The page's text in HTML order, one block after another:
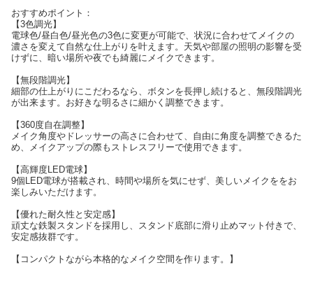
おすすめポイント：
【3色調光】
電球色/昼白色/昼光色の3色に変更が可能で、状況に合わせてメイクの
濃さを変えて自然な仕上がりを叶えます。天気や部屋の照明の影響を受
けずに、暗い場所や夜でも綺麗にメイクできます。
【無段階調光】
細部の仕上がりにこだわるなら、ボタンを長押し続けると、無段階調光
が出来ます。お好きな明るさに細かく調整できます。
【360度自在調整】
メイク角度やドレッサーの高さに合わせて、自由に角度を調整できるた
め、メイクアップの際もストレスフリーで使用できます。
【高輝度LED電球】
9個LED電球が搭載され、時間や場所を気にせず、美しいメイクををお
楽しみいただけます。
【優れた耐久性と安定感】
頑丈な鉄製スタンドを採用し、スタンド底部に滑り止めマット付きで、
安定感抜群です。
【コンパクトながら本格的なメイク空間を作ります。】